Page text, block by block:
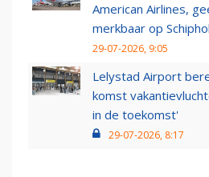
American Airlines,
merkbaar op Schiphol
29-07-2026, 9:05
Lelystad Airport
komst
in de toekomst'
29-07-2026, 8:17